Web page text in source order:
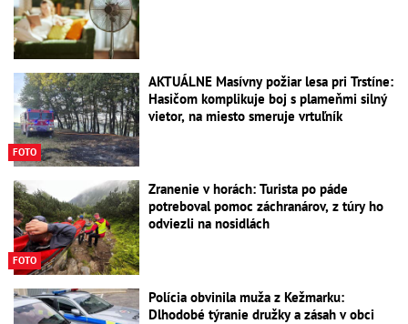
FOTO
AKTUÁLNE Masívny požiar lesa pri Trstíne:
Hasičom komplikuje boj s plameňmi silný
vietor, na miesto smeruje vrtuľník
FOTO
Zranenie v horách: Turista po páde
potreboval pomoc záchranárov, z túry ho
odviezli na nosidlách
Polícia obvinila muža z Kežmarku:
Dlhodobé týranie družky a zásah v obci